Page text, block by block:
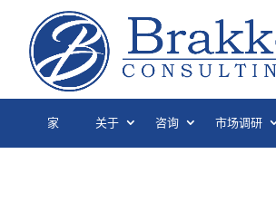
家 关于 咨询 市场调研